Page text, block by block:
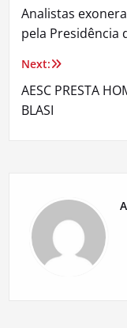
de
Post
Analistas
pela Presidência
Next:
AESC PRESTA
BLASI